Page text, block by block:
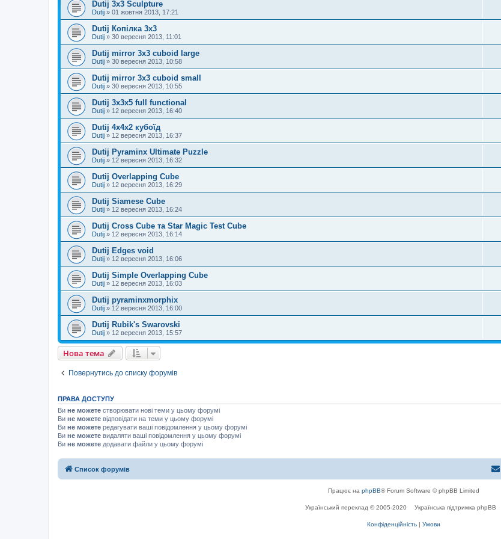
Dutij 3x3 Sculpture
Dutij » 01 жовтня 2013, 17:21
Dutij Копілка 3х3
Dutij » 30 вересня 2013, 11:01
Dutij mirror 3x3 cuboid large
Dutij » 30 вересня 2013, 10:58
Dutij mirror 3х3 cuboid small
Dutij » 30 вересня 2013, 10:55
Dutij 3х3х5 full functional
Dutij » 12 вересня 2013, 16:40
Dutij 4х4х2 кубоїд
Dutij » 12 вересня 2013, 16:37
Dutij Pyraminx Ultimate Puzzle
Dutij » 12 вересня 2013, 16:32
Dutij Overlapping Cube
Dutij » 12 вересня 2013, 16:29
Dutij Siamese Cube
Dutij » 12 вересня 2013, 16:24
Dutij Cross Cube та Star Magic Test Cube
Dutij » 12 вересня 2013, 16:14
Dutij Edges void
Dutij » 12 вересня 2013, 16:06
Dutij Simple Overlapping Cube
Dutij » 12 вересня 2013, 16:03
Dutij pyraminxmorphix
Dutij » 12 вересня 2013, 16:00
Dutij Rubik's Swarovski
Dutij » 12 вересня 2013, 15:57
Нова тема
Повернутись до списку форумів
ПРАВА ДОСТУПУ
Ви не можете створювати нові теми у цьому форумі
Ви не можете відповідати на теми у цьому форумі
Ви не можете редагувати ваші повідомлення у цьому форумі
Ви не можете видаляти ваші повідомлення у цьому форумі
Ви не можете додавати файли у цьому форумі
Список форумів
Працює на phpBB® Forum Software © phpBB Limited
Український переклад © 2005-2020 Українська підтримка phpBB
Конфіденційність | Умови